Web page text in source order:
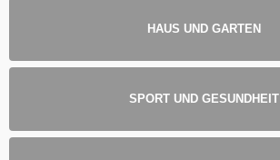
HAUS UND GARTEN
SPORT UND GESUNDHEIT